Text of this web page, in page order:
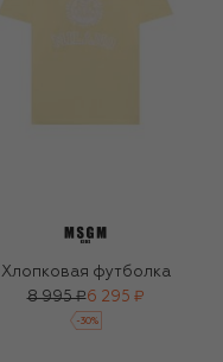
Хлопковая футболка
8 995 ₽6 295 ₽
-30%